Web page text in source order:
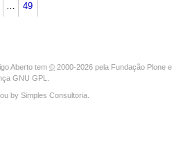
… 49
Aberto tem © 2000-2026 pela Fundação Plone e
GNU GPL
by Simples Consultoria